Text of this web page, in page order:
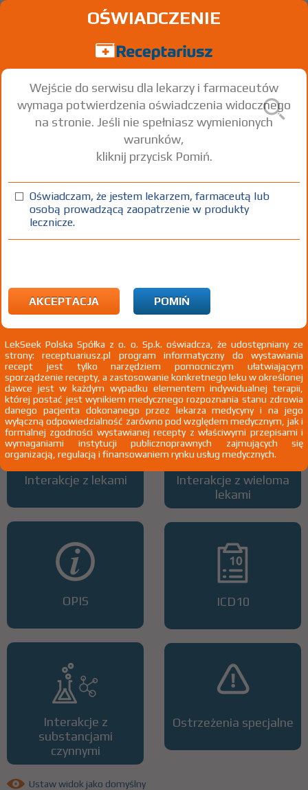
Kogenate Bayer
Factor VIII
inj. [prosz.+ rozp.] 1000 j.m. 1 zest.
100%
Wszystkie dawki leku
Interakcje z lekami
OPIS
Interakcje z
substancjami
czynnymi
ATC
Interakcje z wieloma
lekami
ICD10
Ostrzeżenia specjalne
Ustaw widok jako domyślny
OŚWIADCZENIE
Wejście do serwisu dla lekarzy i farmaceutów
wymaga potwierdzenia oświadczenia widocznego
na stronie. Jeśli nie spełniasz wymienionych
warunków,
kliknij przycisk Pomiń.
Oświadczam, że jestem lekarzem, farmaceutą lub
osobą prowadzącą zaopatrzenie w produkty
lecznicze.
AKCEPTACJA POMIŃ
LekSeek Polska Spółka z o. o. Sp.k. oświadcza, że udostępniany ze
strony: receptuariusz.pl program informatyczny do wystawiania
recept jest tylko narzędziem pomocniczym ułatwiającym
sporządzenie recepty, a zastosowanie konkretnego leku w określonej
dawce jest w każdym wypadku elementem indywidualnej terapii,
której postać jest wynikiem medycznego rozpoznania stanu zdrowia
danego pacjenta dokonanego przez lekarza medycyny i na jego
wyłączną odpowiedzialność zarówno pod względem medycznym, jak i
formalnej zgodności wystawianej recepty z właściwymi przepisami i
wymaganiami instytucji publicznoprawnych zajmujących się
organizacją, regulacją i finansowaniem rynku usług medycznych.